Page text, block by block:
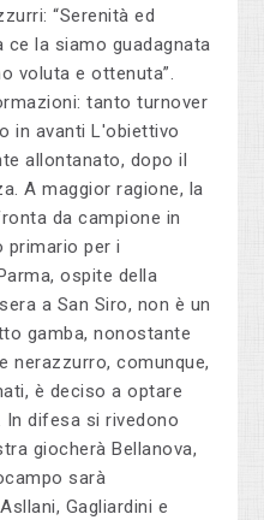
“Serenità ed
la siamo guadagnata
voluta e ottenuta”.
tanto turnover
in avanti L'obiettivo
allontanato, dopo il
A maggior ragione, la
da campione in
primario per i
ospite della
a San Siro, non è un
gamba, nonostante
nerazzurro, comunque,
è deciso a optare
difesa si rivedono
giocherà Bellanova,
sarà
Gagliardini e